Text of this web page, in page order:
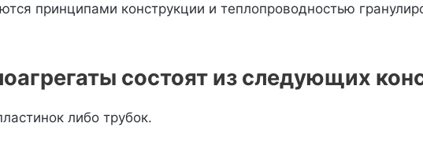
принципами конструкции и теплопроводностью
состоят из следующих
либо трубок.